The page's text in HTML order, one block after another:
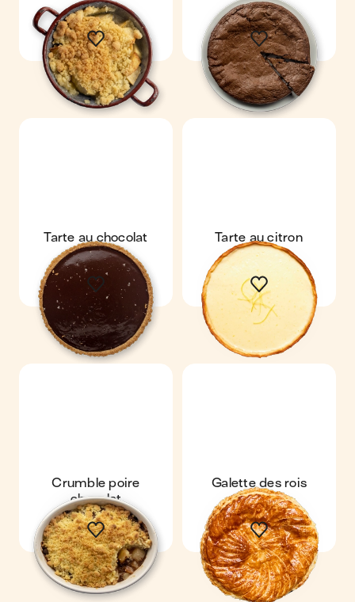
poire
Tarte au chocolat Tarte au citron
Crumble poire
chocolat
Galette des rois
maison